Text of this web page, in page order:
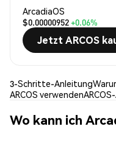
ArcadiaOS
$0.00000952+0.06%
Jetzt ARCOS
3-Schritte-Anleitung
ARCOS verwenden
Wo kann ich